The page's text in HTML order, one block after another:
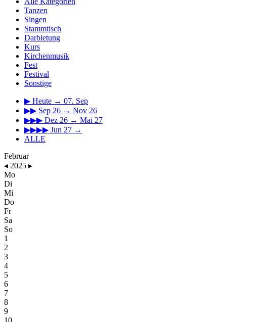
Tanzen
Singen
Stammtisch
Darbietung
Kurs
Kirchenmusik
Fest
Festival
Sonstige
▶ Heute → 07. Sep
▶▶ Sep 26 → Nov 26
▶▶▶ Dez 26 → Mai 27
▶▶▶▶ Jun 27 →
ALLE
Februar
◂ 2025 ▸
Mo
Di
Mi
Do
Fr
Sa
So
1
2
3
4
5
6
7
8
9
10